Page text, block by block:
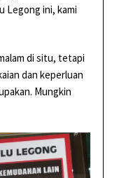
Legong ini, kami
di situ, tetapi
dan keperluan
Mungkin